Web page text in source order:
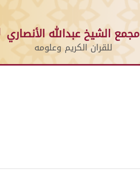
مجمع الشيخ عبدالله الأنصاري
للقران الكريم وعلومه